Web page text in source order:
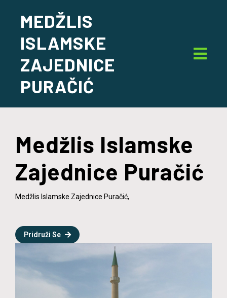
MEDŽLIS
ISLAMSKE
ZAJEDNICE
PURAČIĆ
Medžlis Islamske
Zajednice Puračić
Medžlis Islamske Zajednice Puračić,
Pridruži Se